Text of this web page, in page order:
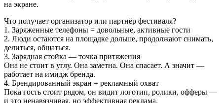
на экране.
Что получает организатор или партнёр фестиваля?
1. Заряженные телефоны = довольные, активные гости
2. Люди остаются на площадке дольше, продолжают снимать,
делиться, общаться.
3. Зарядная стойка — точка притяжения
Она не стоит в углу. Она заметна. Она спасает. А значит —
работает на имидж бренда.
4. Брендированный экран = рекламный охват
Пока гость стоит рядом, он видит логотип, ролики, офферы —
и это ненавязчивая, но эффективная реклама.